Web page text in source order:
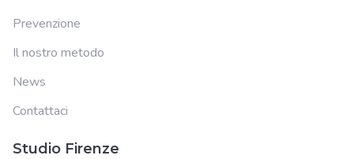
Prevenzione
Il nostro metodo
News
Contattaci
Studio Firenze